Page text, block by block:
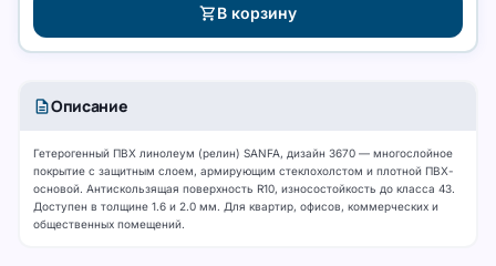
shopping_cartВ корзину
descriptionОписание
Гетерогенный ПВХ линолеум (релин) SANFA, дизайн 3670 — многослойное
покрытие с защитным слоем, армирующим стеклохолстом и плотной ПВХ-
основой. Антискользящая поверхность R10, износостойкость до класса 43.
Доступен в толщине 1.6 и 2.0 мм. Для квартир, офисов, коммерческих и
общественных помещений.